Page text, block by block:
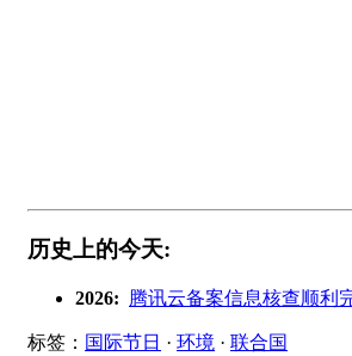
历史上的今天:
2026: 腾讯云备案信息核查顺利
标签： 国际节日 · 环境 · 联合国